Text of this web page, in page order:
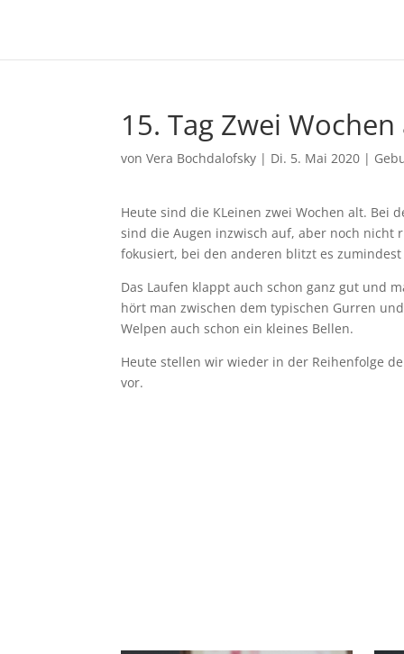
15. Tag Zwei
vonVera Bochdalofsky | Di. 5. Mai 2020 |
Heute sind die KLeinen zwei Wochen alt. Bei
sind die Augen inzwisch auf, aber noch nicht
fokusiert, bei den anderen blitzt es
Das Laufen klappt auch schon ganz gut und
hört man zwischen dem typischen Gurren
Welpen auch schon ein kleines Bellen.
Heute stellen wir wieder in der Reihenfolge
vor.